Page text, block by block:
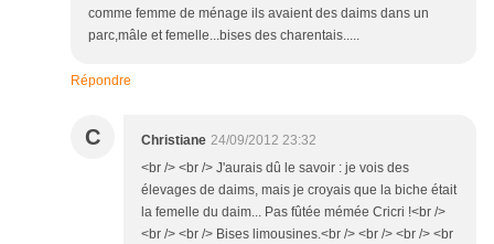
comme femme de ménage ils avaient des daims dans un
parc,mâle et femelle...bises des charentais.....
Répondre
C Christiane 24/09/2012 23:32
<br /> <br /> J'aurais dû le savoir : je vois des
élevages de daims, mais je croyais que la biche était
la femelle du daim... Pas fûtée mémée Cricri !<br />
<br /> <br /> Bises limousines.<br /> <br /> <br /> <br